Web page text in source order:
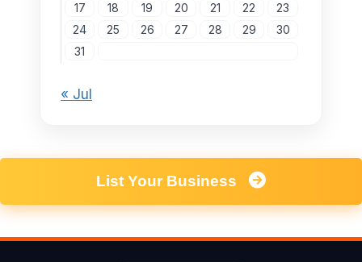
17
18 19 20 21 22
23
24
25 26 27 28 29
30
31
« Jul
List Your Business